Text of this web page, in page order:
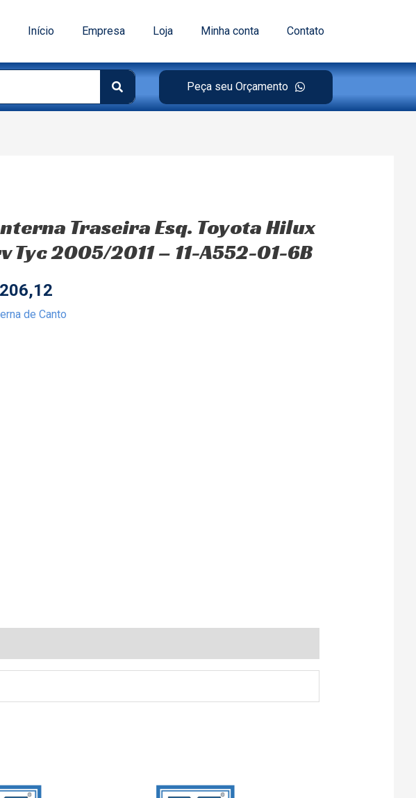
Início Empresa Loja Minha conta Contato
Peça seu Orçamento
Traseira Esq. Toyota Hilux
Tyc 2005/2011 – 11-A552-01-6B
de Canto